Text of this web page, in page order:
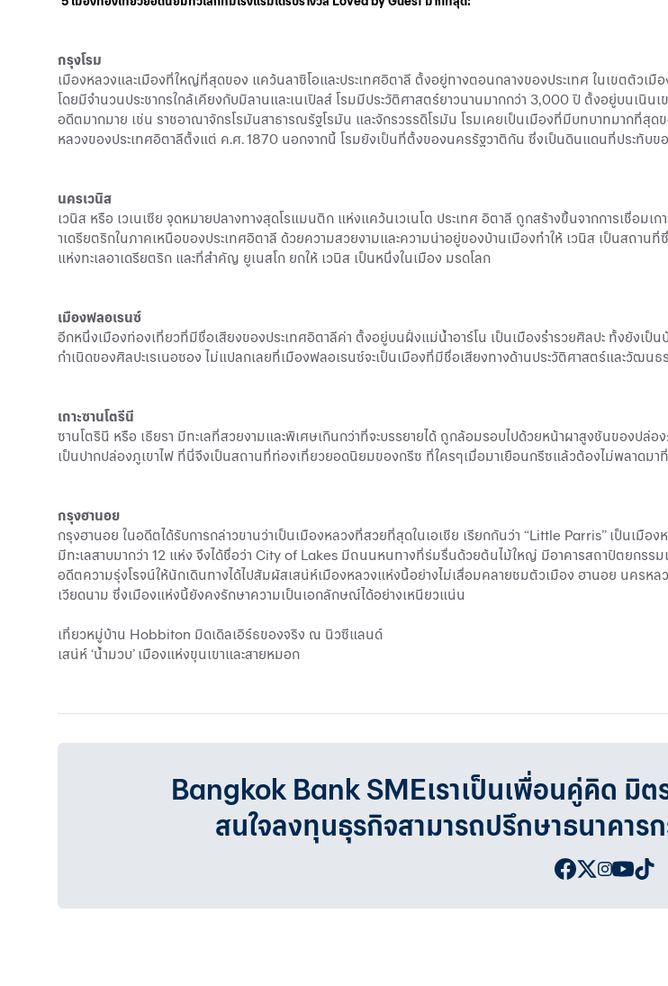
กรุงโรม
เมืองหลวงและเมืองที่ใหญ่ที่สุดของ แคว้นลาซิโอและประเทศอิตาลี ตั้งอยู่ทางตอนกลางของประเทศ ในเขตตัวเ
โดยมีจำนวนประชากรใกล้เคียงกับมิลานและเนเปิลส์ โรมมีประวัติศาสตร์ยาวนานมากกว่า 3,000 ปี ตั้งอยู่บนเนิน
อดีตมากมาย เช่น ราชอาณาจักรโรมันสาธารณรัฐโรมัน และจักรวรรดิโรมัน โรมเคยเป็นเมืองที่มีบทบาทมากที่สุ
หลวงของประเทศอิตาลีตั้งแต่ ค.ศ. 1870 นอกจากนี้ โรมยังเป็นที่ตั้งของนครรัฐวาติกัน ซึ่งเป็นดินแดนที่ประทับ
นครเวนิส
เวนิส หรือ เวเนเซีย จุดหมายปลางทางสุดโรแมนติก แห่งแคว้นเวเนโต ประเทศ อิตาลี ถูกสร้างขึ้นจากการเชื่อมเก
าเดรียตริกในภาคเหนือของประเทศอิตาลี ด้วยความสวยงามและความน่าอยู่ของบ้านเมืองทำให้ เวนิส เป็นสถาน
แห่งทะเลอาเดรียตริก และที่สำคัญ ยูเนสโก ยกให้ เวนิส เป็นหนึ่งในเมือง มรดโลก
เมืองฟลอเรนซ์
อีกหนึ่งเมืองท่องเที่ยวที่มีชื่อเสียงของประเทศอิตาลีค่า ตั้งอยู่บนฝั่งแม่น้ำอาร์โน เป็นเมืองร่ำรวยศิลปะ ทั้งยังเป็
กำเนิดของศิลปะเรเนอซอง ไม่แปลกเลยที่เมืองฟลอเรนซ์จะเป็นเมืองที่มีชื่อเสียงทางด้านประวัติศาสตร์และวัฒน
เกาะซานโตรีนี
ซานโตรินี หรือ เธียรา มีทะเลที่สวยงามและพิเศษเกินกว่าที่จะบรรยายได้ ถูกล้อมรอบไปด้วยหน้าผาสูงชันของป
เป็นปากปล่องภูเขาไฟ ที่นี่จึงเป็นสถานที่ท่องเที่ยวยอดนิยมของกรีซ ที่ใครๆเมื่อมาเยือนกรีซแล้วต้องไม่พลาดมา
กรุงฮานอย
กรุงฮานอย ในอดีตได้รับการกล่าวขานว่าเป็นเมืองหลวงที่สวยที่สุดในเอเชีย เรียกกันว่า “Little Parris” เป็นเมือ
มีทะเลสาบมากว่า 12 แห่ง จึงได้ชื่อว่า City of Lakes มีถนนหนทางที่ร่มรื่นด้วยต้นไม้ใหญ่ มีอาคารสถาปัตยกรร
อดีตความรุ่งโรจน์ให้นักเดินทางได้ไปสัมผัสเสน่ห์เมืองหลวงแห่งนี้อย่างไม่เสื่อมคลายชมตัวเมือง ฮานอย นครห
เวียดนาม ซึ่งเมืองแห่งนี้ยังคงรักษาความเป็นเอกลักษณ์ได้อย่างเหนียวแน่น
เที่ยวหมู่บ้าน Hobbiton มิดเดิลเอิร์ธของจริง ณ นิวซีแลนด์
เสน่ห์ ‘น้ำมวบ’ เมืองแห่งขุนเขาและสายหมอก
Bangkok Bank SMEเราเป็นเพื่อนคู่คิด มิต
สนใจลงทุนธุรกิจสามารถปรึกษาธนาคา